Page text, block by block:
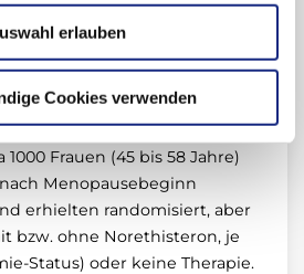
erlauben
Cookies verwenden
Charakter,
betonten dies.
muss eine Studie aus
werden (9). Von 1990 bis
Frauen (45 bis 58 Jahre)
Menopausebeginn
erhielten randomisiert, aber
bzw. ohne Norethisteron, je
Status) oder keine Therapie.